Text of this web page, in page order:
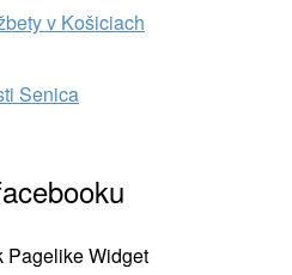
v Košiciach
Senica